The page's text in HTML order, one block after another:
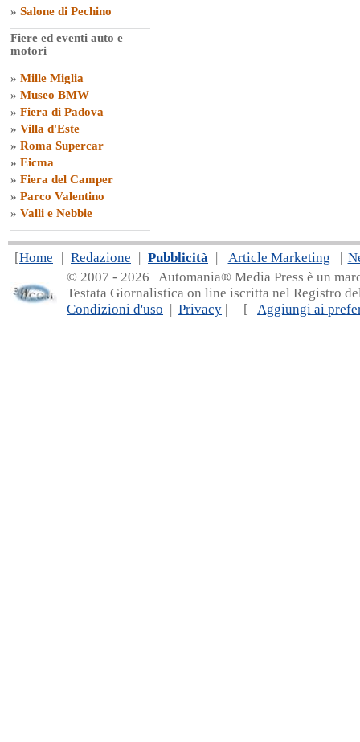
» Salone di Pechino
Fiere ed eventi auto e
motori
» Mille Miglia
» Museo BMW
» Fiera di Padova
» Villa d'Este
» Roma Supercar
» Eicma
» Fiera del Camper
» Parco Valentino
» Valli e Nebbie
[Home | Redazione | Pubblicità | Article Marketing |
© 2007 - 2026 Automania® Media Press è un
Testata Giornalistica on line iscritta nel Registro
Condizioni d'uso | Privacy | [ Aggiungi ai